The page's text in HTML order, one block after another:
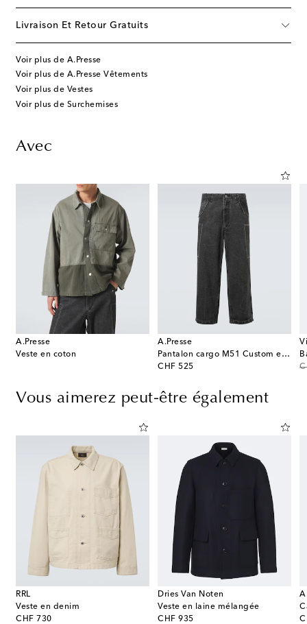
Livraison Et Retour Gratuits
Voir plus de A.Presse
Voir plus de A.Presse Vêtements
Voir plus de Vestes
Voir plus de Surchemises
Avec
A.Presse
Veste en coton
A.Presse
Pantalon cargo M51 Custom en coton
CHF 525
original price
Vous aimerez peut-être également
RRL
Veste en denim
CHF 730
original price
Dries Van Noten
Veste en laine mélangée
CHF 935
original price